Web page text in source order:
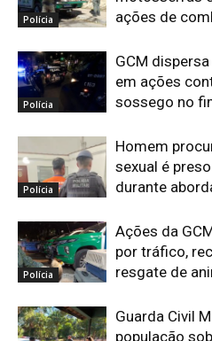
Polícia
ações de
Polícia
GCM
em ações
sossego no
Polícia
Homem
sexual é
durante
Polícia
Ações da
por tráfico,
resgate de
Guarda Civil
população